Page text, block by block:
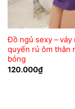
Đồ ngủ sexy – váy
quyến rủ ôm thân
bỏng
120.000₫